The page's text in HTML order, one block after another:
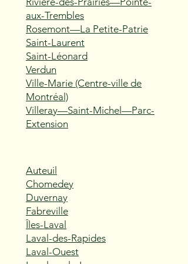
aux-Trembles
Rosemont—La Petite-Patrie
Saint-Laurent
Saint-Léonard
Verdun
Ville-Marie (Centre-ville de
Montréal)
Villeray—Saint-Michel—Parc-
Extension
Auteuil
Chomedey
Duvernay
Fabreville
Îles-Laval
Laval-des-Rapides
Laval-Ouest